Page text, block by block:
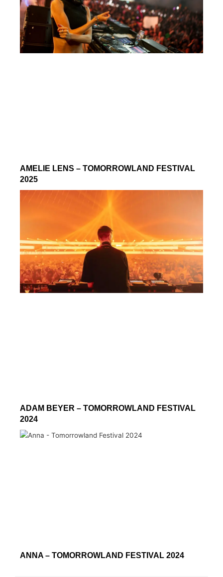
AMELIE LENS – TOMORROWLAND FESTIVAL
2025
ADAM BEYER – TOMORROWLAND FESTIVAL
2024
ANNA – TOMORROWLAND FESTIVAL 2024